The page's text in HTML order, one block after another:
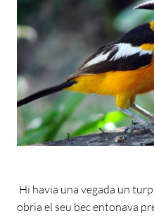
Hi havia una vegada un
obria el seu bec entonava